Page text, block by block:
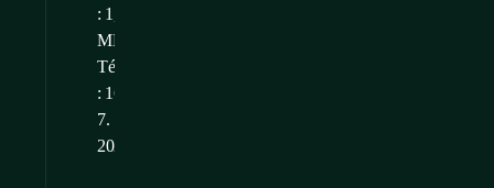
: 1,85
MB
Téléchargé
: 16.
7.
2026